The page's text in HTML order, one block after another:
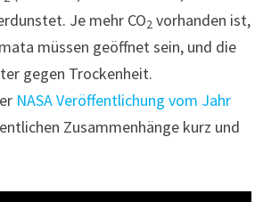
Je mehr CO2 vorhanden ist,
müssen geöffnet sein, und die
gegen Trockenheit.
NASA Veröffentlichung vom Jahr
Zusammenhänge kurz und